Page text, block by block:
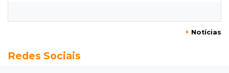
Carro bate em poste e deixa casas e
+ Notícias
Redes Sociais